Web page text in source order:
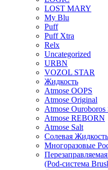
LOST MARY
My Blu
Puff
Puff Xtra
Relx
Uncategorized
URBN
VOZOL STAR
Жидкость
Atmose OOPS
Atmose Original
Atmose Ouroboros
Atmose REBORN
Atmose Salt
Солевая
Многоразовые
(Pod-система